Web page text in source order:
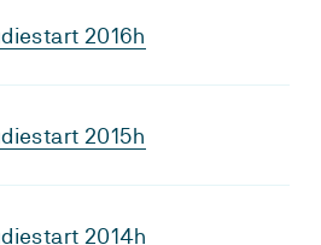
2016h
2015h
2014h